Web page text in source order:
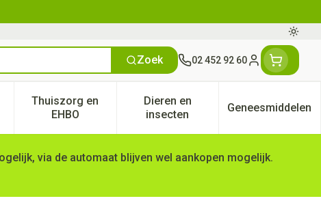
Zoek 02 452 92 60
Klant menu
50+ categorie
voor Natuur geneeskunde categorie
Thuiszorg en
EHBOToon submenu voor Thuiszorg en EHBO categorie
Dieren en
insectenToon submenu voor Dieren
Geneesmiddelen
Toon
via de automaat blijven wel aankopen mogelijk.